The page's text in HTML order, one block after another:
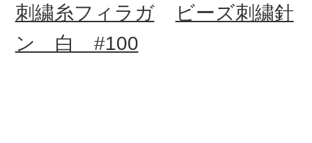
刺繍糸フィラガ
ン 白 #100
ビーズ刺繍針